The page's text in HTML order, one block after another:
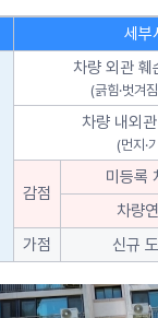
세부
차량 외관 훼
(긁힘·벗겨
차량 내외
(먼지·
감점
미등록
차량
가점
신규